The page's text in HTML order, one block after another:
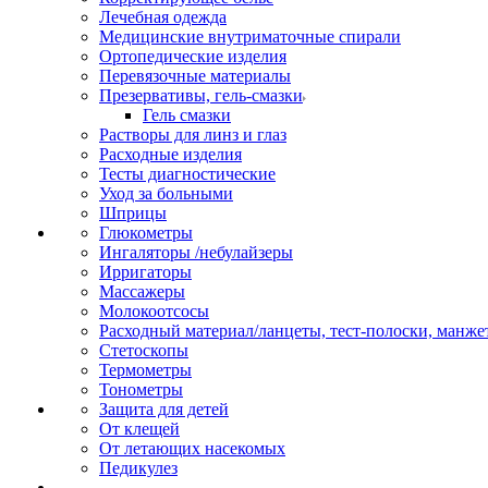
Лечебная одежда
Медицинские внутриматочные спирали
Ортопедические изделия
Перевязочные материалы
Презервативы, гель-смазки
Гель смазки
Растворы для линз и глаз
Расходные изделия
Тесты диагностические
Уход за больными
Шприцы
Глюкометры
Ингаляторы /небулайзеры
Ирригаторы
Массажеры
Молокоотсосы
Расходный материал/ланцеты, тест-полоски,
Стетоскопы
Термометры
Тонометры
Защита для детей
От клещей
От летающих насекомых
Педикулез